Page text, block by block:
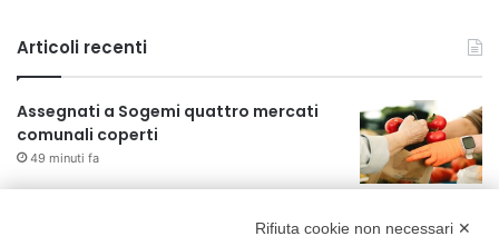
Articoli recenti
Assegnati a Sogemi quattro mercati
comunali coperti
49 minuti fa
Guidi Cingolani, Zampori e MarchelliRifiuta cookie non necessari ✕